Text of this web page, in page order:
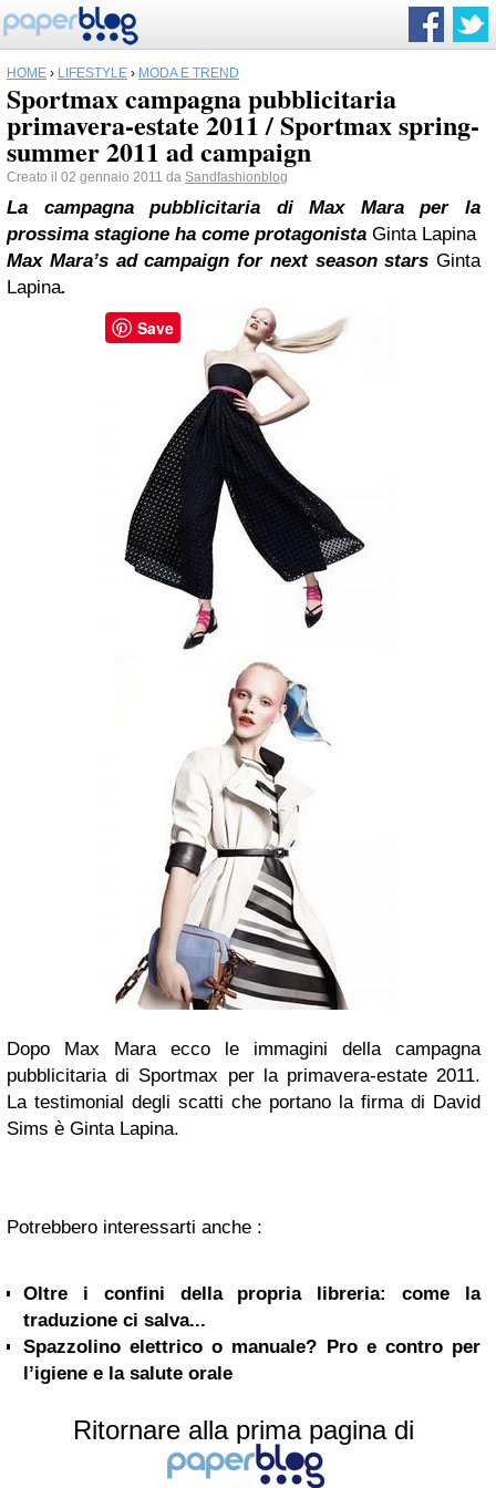
HOME › LIFESTYLE › MODA E TREND
Sportmax campagna pubblicitaria
primavera-estate 2011 / Sportmax spring-
summer 2011 ad campaign
Creato il 02 gennaio 2011 da Sandfashionblog
La campagna pubblicitaria di Max Mara per la
prossima stagione ha come protagonista Ginta Lapina
Max Mara’s ad campaign for next season stars Ginta
Lapina.
Dopo Max Mara ecco le immagini della campagna
pubblicitaria di Sportmax per la primavera-estate 2011.
Latestimonial degli scatti che portano la firma di David
Sims è Ginta Lapina.
Potrebbero interessarti anche :
Oltre i confini della propria libreria: come la
traduzione ci salva...
Spazzolino elettrico o manuale? Pro e contro per
l’igiene e la salute orale
Ritornare alla prima pagina di
Save